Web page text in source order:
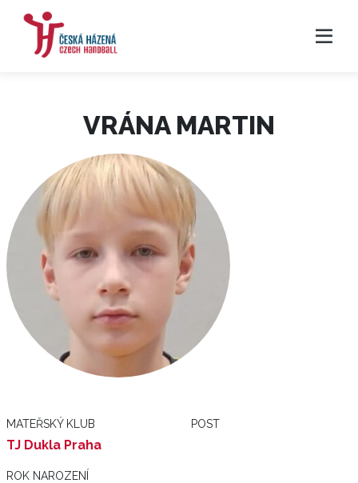
VRÁNA MARTIN
MATEŘSKÝ KLUB
TJ Dukla Praha
POST
ROK NAROZENÍ